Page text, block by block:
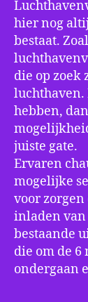
hier nog
bestaat.
die op zoek
luchthaven.
hebben,
juiste gate.
Ervaren
mogelijke
voor
inladen
bestaande
die om de
ondergaan